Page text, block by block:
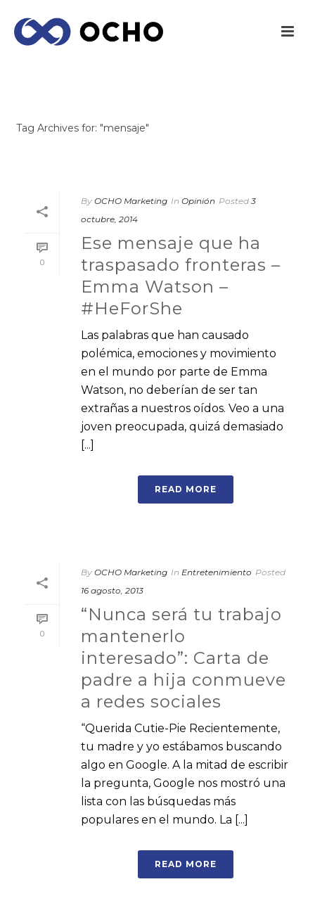
Tag Archives for: "mensaje"
0
By OCHO Marketing In Opinión Posted 3
octubre, 2014
Ese mensaje que ha
traspasado fronteras –
Emma Watson –
#HeForShe
Las palabras que han causado
polémica, emociones y movimiento
en el mundo por parte de Emma
Watson, no deberían de ser tan
extrañas a nuestros oídos. Veo a una
joven preocupada, quizá demasiado
[...]
READ MORE
0
By OCHO Marketing In Entretenimiento Posted
16 agosto, 2013
“Nunca será tu trabajo
mantenerlo
interesado”: Carta de
padre a hija conmueve
a redes sociales
“Querida Cutie-Pie Recientemente,
tu madre y yo estábamos buscando
algo en Google. A la mitad de escribir
la pregunta, Google nos mostró una
lista con las búsquedas más
populares en el mundo. La [...]
READ MORE